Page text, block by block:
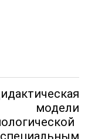
модели